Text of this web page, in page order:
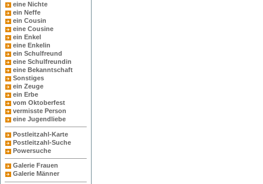
eine Nichte
ein Neffe
ein Cousin
eine Cousine
ein Enkel
eine Enkelin
ein Schulfreund
eine Schulfreundin
eine Bekanntschaft
Sonstiges
ein Zeuge
ein Erbe
vom Oktoberfest
vermisste Person
eine Jugendliebe
Postleitzahl-Karte
Postleitzahl-Suche
Powersuche
Galerie Frauen
Galerie Männer